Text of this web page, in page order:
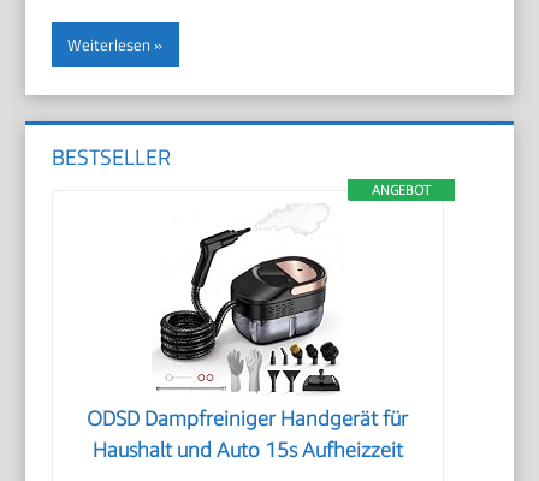
Weiterlesen
BESTSELLER
ANGEBOT
ODSD Dampfreiniger Handgerät für
Haushalt und Auto 15s Aufheizzeit